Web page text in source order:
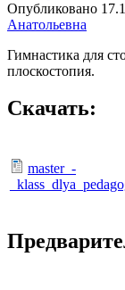
Опубликовано
Анатольевна
Гимнастика для
плоскостопия.
Скачать:
master_-